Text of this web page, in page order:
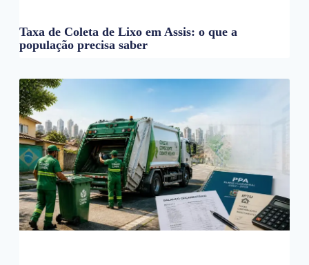
Taxa de Coleta de Lixo em Assis: o que a
população precisa saber